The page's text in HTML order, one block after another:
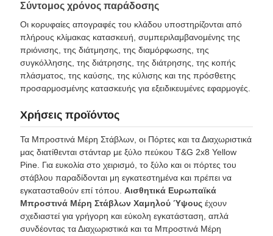
Σύντομος χρόνος παράδοσης
Οι κορυφαίες απογραφές του κλάδου υποστηρίζονται από
πλήρους κλίμακας κατασκευή, συμπεριλαμβανομένης της
πριόνισης, της διάτμησης, της διαμόρφωσης, της
συγκόλλησης, της διάτρησης, της διάτρησης, της κοπής
πλάσματος, της καύσης, της κύλισης και της πρόσθετης
προσαρμοσμένης κατασκευής για εξειδικευμένες εφαρμογές.
Χρήσεις προϊόντος
Τα Μπροστινά Μέρη Στάβλων, οι Πόρτες και τα Διαχωριστικά
μας διατίθενται στάνταρ με ξύλο πεύκου T&G 2x8 Yellow
Pine. Για ευκολία στο χειρισμό, το ξύλο και οι πόρτες του
στάβλου παραδίδονται μη εγκατεστημένα και πρέπει να
εγκατασταθούν επί τόπου. Αισθητικά Ευρωπαϊκά
Μπροστινά Μέρη Στάβλων Χαμηλού Ύψουςέχουν
σχεδιαστεί για γρήγορη και εύκολη εγκατάσταση, απλά
συνδέοντας τα Διαχωριστικά και τα Μπροστινά Μέρη